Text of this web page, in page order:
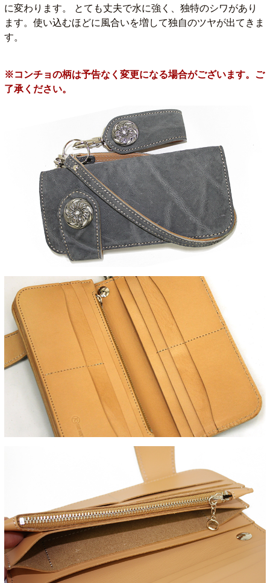
に変わります。 とても丈夫で水に強く、独特のシワがあり
ます。使い込むほどに風合いを増して独自のツヤが出てきま
す。
※コンチョの柄は予告なく変更になる場合がございます。ご
了承ください。